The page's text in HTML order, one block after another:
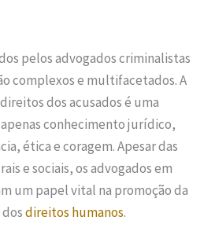
pelos advogados criminalistas
complexos e multifacetados. A
dos acusados é uma
conhecimento jurídico,
ética e coragem. Apesar das
e sociais, os advogados em
um papel vital na promoção da
dosdireitos humanos.